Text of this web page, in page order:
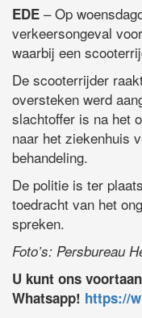
EDE – Op
verkeersongeval
waarbij een
De scooterrijder
oversteken werd
slachtoffer is na het
naar het ziekenhuis
behandeling.
De politie is ter
toedracht van het
spreken.
Foto’s: Persbureau
U kunt ons
Whatsapp! https://